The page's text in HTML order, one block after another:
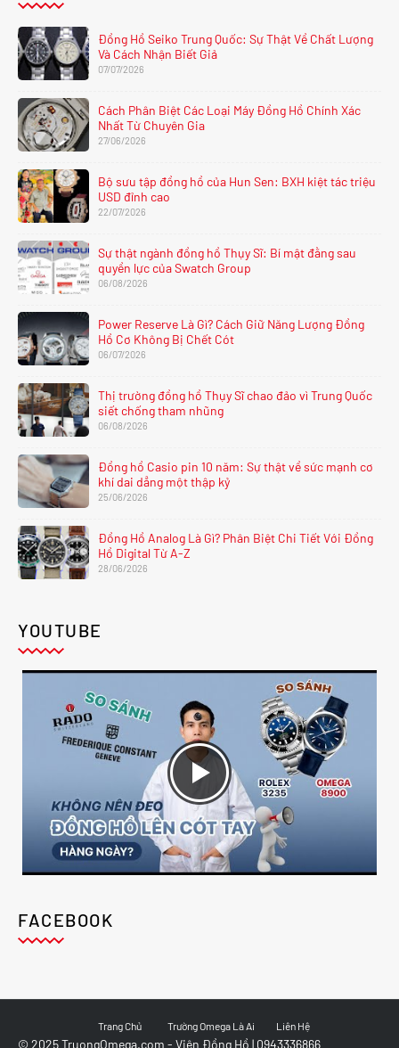
Đồng Hồ Seiko Trung Quốc: Sự Thật Về Chất Lượng
Và Cách Nhận Biết Giả
07/07/2026
Cách Phân Biệt Các Loại Máy Đồng Hồ Chính Xác
Nhất Từ Chuyên Gia
27/06/2026
Bộ sưu tập đồng hồ của Hun Sen: BXH kiệt tác triệu
USD đỉnh cao
22/07/2026
Sự thật ngành đồng hồ Thụy Sĩ: Bí mật đằng sau
quyền lực của Swatch Group
06/08/2026
Power Reserve Là Gì? Cách Giữ Năng Lượng Đồng
Hồ Cơ Không Bị Chết Cót
06/07/2026
Thị trường đồng hồ Thụy Sĩ chao đảo vì Trung Quốc
siết chống tham nhũng
06/08/2026
Đồng hồ Casio pin 10 năm: Sự thật về sức mạnh cơ
khí dai dẳng một thập kỷ
25/06/2026
Đồng Hồ Analog Là Gì? Phân Biệt Chi Tiết Với Đồng
Hồ Digital Từ A-Z
28/06/2026
YOUTUBE
FACEBOOK
Trang Chủ Trường Omega Là Ai Liên Hệ
© 2025 TruongOmega.com - Viện Đồng Hồ | 0943336866